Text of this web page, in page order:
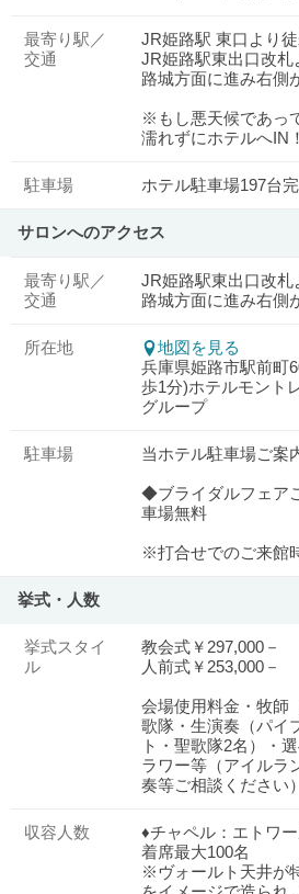
最寄り駅／
交通
JR姫路駅 東口より
JR姫路駅東出口改札
路城方面に進み右側
※もし悪天候であっ
濡れずにホテルへIN
駐車場 ホテル駐車場197台
サロンへのアクセス
最寄り駅／
交通
JR姫路駅東出口改札
路城方面に進み右側
所在地
地図を見る
兵庫県姫路市駅前町
歩1分)ホテルモント
グループ
駐車場 当ホテル駐車場ご案
◆ブライダルフェア
車場無料
※打合せでのご来館
挙式・人数
挙式スタイ
ル
教会式￥297,000－
人前式￥253,000－
会場使用料金・牧師
歌隊・生演奏（パイ
ト・聖歌隊2名）・
ラワー等（アイルラ
奏等ご相談ください）
収容人数
♦チャペル：エトワ
着席最大100名
※ヴォールト天井が